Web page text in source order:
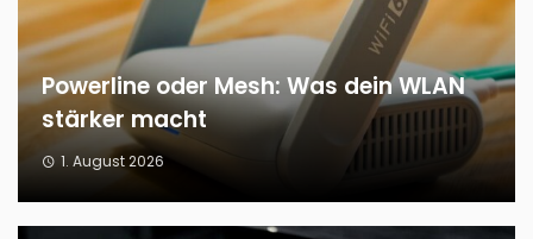
Powerline oder Mesh: Was dein WLAN
stärker macht
1. August 2026